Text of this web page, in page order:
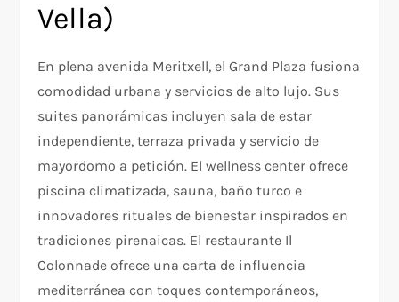
Vella)
En plena avenida Meritxell, el Grand Plaza fusiona
comodidad urbana y servicios de alto lujo. Sus
suites panorámicas incluyen sala de estar
independiente, terraza privada y servicio de
mayordomo a petición. El wellness center ofrece
piscina climatizada, sauna, baño turco e
innovadores rituales de bienestar inspirados en
tradiciones pirenaicas. El restaurante Il
Colonnade ofrece una carta de influencia
mediterránea con toques contemporáneos,